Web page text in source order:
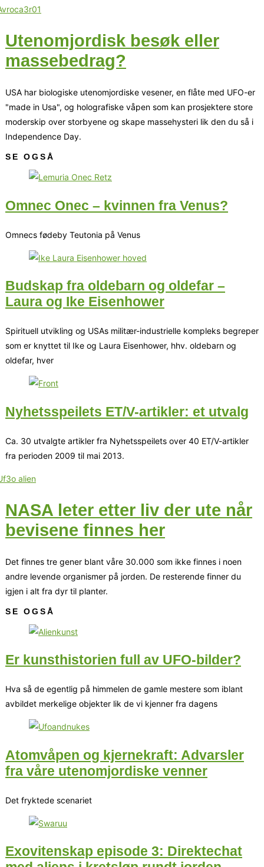
Utenomjordisk besøk eller
massebedrag?
USA har biologiske utenomjordiske vesener, en flåte med UFO-er
"made in Usa", og holografiske våpen som kan prosjektere store
moderskip over storbyene og skape massehysteri lik den du så i
Independence Day.
SE OGSÅ
Omnec Onec – kvinnen fra Venus?
Omnecs fødeby Teutonia på Venus
Budskap fra oldebarn og oldefar –
Laura og Ike Eisenhower
Spirituell utvikling og USAs militær-industrielle kompleks begreper
som er knyttet til Ike og Laura Eisenhower, hhv. oldebarn og
oldefar, hver
Nyhetsspeilets ET/V-artikler: et utvalg
Ca. 30 utvalgte artikler fra Nyhetsspeilets over 40 ET/V-artikler
fra perioden 2009 til mai 2013.
NASA leter etter liv der ute når
bevisene finnes her
Det finnes tre gener blant våre 30.000 som ikke finnes i noen
andre levende organismer på jorden. De resterende finner du
igjen i alt fra dyr til planter.
SE OGSÅ
Er kunsthistorien full av UFO-bilder?
Hva så de egentlig på himmelen de gamle mestere som iblant
avbildet merkelige objekter lik de vi kjenner fra dagens
Atomvåpen og kjernekraft: Advarsler
fra våre utenomjordiske venner
Det fryktede scenariet
Exovitenskap episode 3: Direktechat